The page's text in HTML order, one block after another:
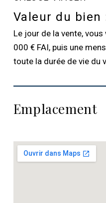
Valeur du bien
Le jour de la vente,
000 € FAI, puis une
toute la durée de vie du
Emplacement